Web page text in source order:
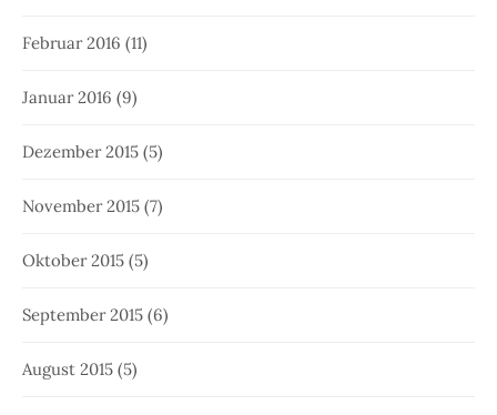
Februar 2016 (11)
Januar 2016 (9)
Dezember 2015 (5)
November 2015 (7)
Oktober 2015 (5)
September 2015 (6)
August 2015 (5)